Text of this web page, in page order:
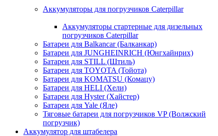
Аккумуляторы для погрузчиков Caterpillar
Аккумуляторы стартерные для дизельных
погрузчиков Caterpillar
Батареи для Balkancar (Балканкар)
Батареи для JUNGHEINRICH (Юнгхайнрих)
Батареи для STILL (Штиль)
Батареи для TOYOTA (Тойота)
Батареи для KOMATSU (Комацу)
Батареи для HELI (Хели)
Батареи для Hyster (Хайстер)
Батареи для Yale (Яле)
Тяговые батареи для погрузчиков VP (Волжский
погрузчик)
Аккумулятор для штабелера